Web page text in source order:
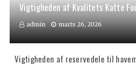
Vigtigheden af Kvalitets Katte
admin marts 26, 2026
Vigtigheden af reservedele til